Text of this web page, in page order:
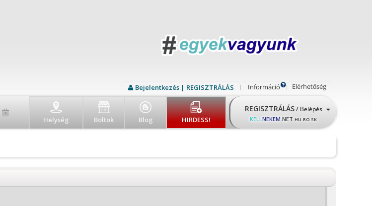
Elérhetőség
Információ
Bejelentkezés | REGISZTRÁLÁS
Helység Boltok Blog HIRDESS!
REGISZTRÁLÁS/ Belépés
KELLNEKEM.NET.HU.RO.SK